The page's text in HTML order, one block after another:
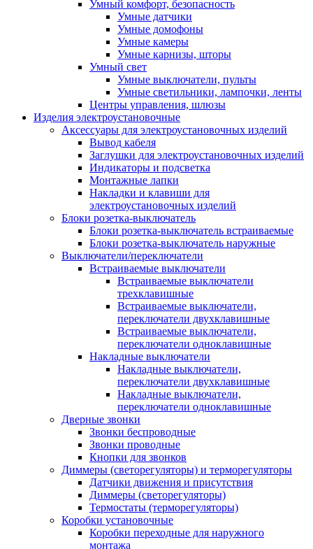
Умный комфорт, безопасность
Умные датчики
Умные домофоны
Умные камеры
Умные карнизы, шторы
Умный свет
Умные выключатели, пульты
Умные светильники, лампочки, ленты
Центры управления, шлюзы
Изделия электроустановочные
Аксессуары для электроустановочных изделий
Вывод кабеля
Заглушки для электроустановочных изделий
Индикаторы и подсветка
Монтажные лапки
Накладки и клавиши для
электроустановочных изделий
Блоки розетка-выключатель
Блоки розетка-выключатель встраиваемые
Блоки розетка-выключатель наружные
Выключатели/переключатели
Встраиваемые выключатели
Встраиваемые выключатели
трехклавишные
Встраиваемые выключатели,
переключатели двухклавишные
Встраиваемые выключатели,
переключатели одноклавишные
Накладные выключатели
Накладные выключатели,
переключатели двухклавишные
Накладные выключатели,
переключатели одноклавишные
Дверные звонки
Звонки беспроводные
Звонки проводные
Кнопки для звонков
Диммеры (светорегуляторы) и терморегуляторы
Датчики движения и присутствия
Диммеры (светорегуляторы)
Термостаты (терморегуляторы)
Коробки установочные
Коробки переходные для наружного
монтажа